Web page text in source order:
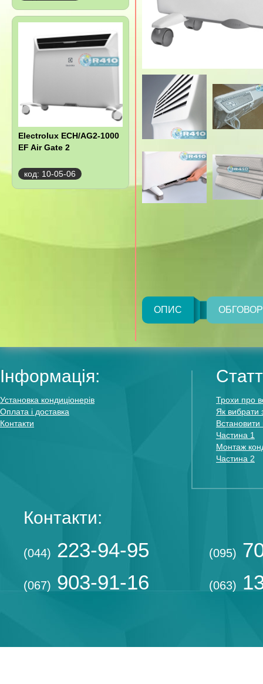
Electrolux ECH/AG2-1000
EF Air Gate 2
код: 10-05-06
ОПИС
Інформація:
Установка кондиціонерів
Оплата і доставка
Контакти
Трохи про
Як вибрати
Встановити
Частина 1
Монтаж
Частина 2
Контакти:
(044) 223-94-95
(067) 903-91-16
(095)
(063)